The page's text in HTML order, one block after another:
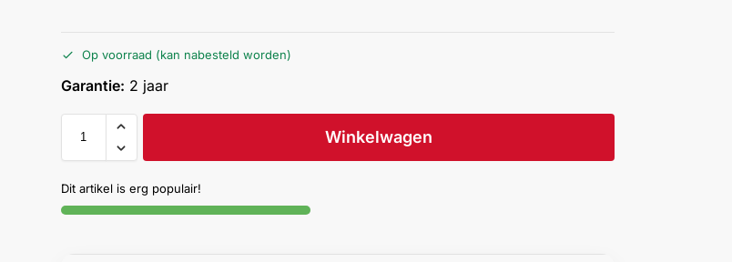
Op voorraad (kan nabesteld worden)
Garantie: 2 jaar
Winkelwagen
Dit artikel is erg populair!